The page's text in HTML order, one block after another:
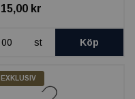
15,00 kr
st Köp
EXKLUSIV